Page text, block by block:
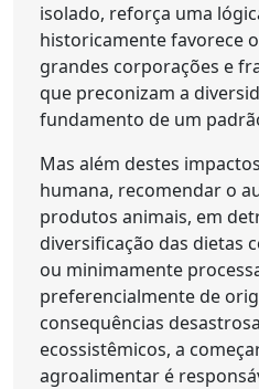
isolado, reforça uma
historicamente favorece
grandes corporações e
que preconizam a
fundamento de um
Mas além destes
humana, recomendar o
produtos animais, em
diversificação das dietas
ou minimamente
preferencialmente de
consequências
ecossistêmicos, a
agroalimentar é